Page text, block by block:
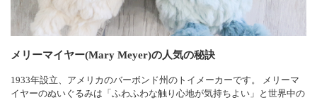
メリーマイヤー(Mary Meyer)の人気の秘訣
1933年設立、アメリカのバーボンド州のトイメーカーです。 メリーマ
イヤーのぬいぐるみは「ふわふわな触り心地が気持ちよい」と世界中の